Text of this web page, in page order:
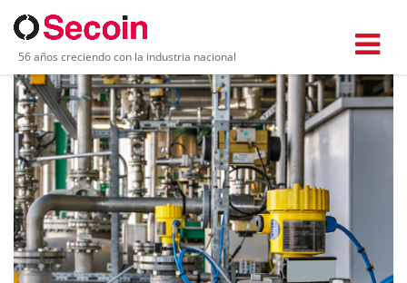
56 años creciendo con la industria nacional